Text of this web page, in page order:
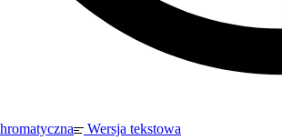
Wersja tekstowa